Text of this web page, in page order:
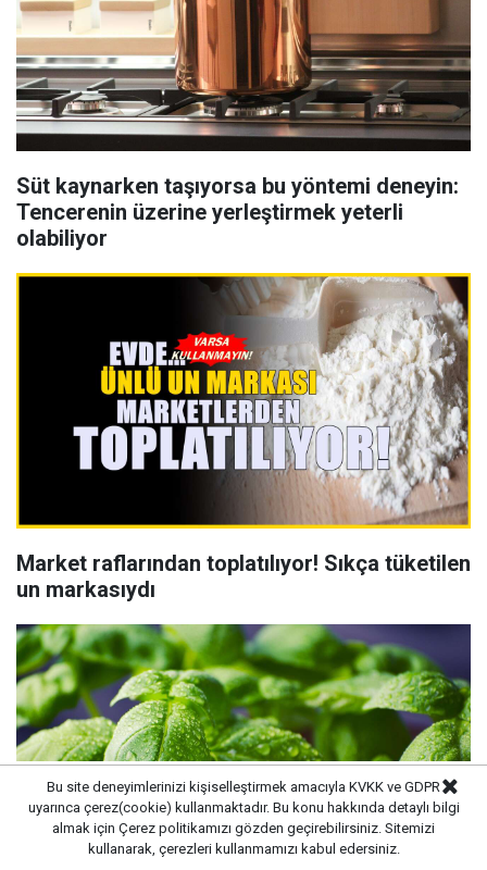
Süt kaynarken taşıyorsa bu yöntemi deneyin:
Tencerenin üzerine yerleştirmek yeterli
olabiliyor
Market raflarından toplatılıyor! Sıkça tüketilen
un markasıydı
Bu site deneyimlerinizi kişiselleştirmek amacıyla KVKK ve GDPR
uyarınca çerez(cookie) kullanmaktadır. Bu konu hakkında detaylı bilgi
almak için Çerez politikamızı gözden geçirebilirsiniz. Sitemizi
kullanarak, çerezleri kullanmamızı kabul edersiniz.